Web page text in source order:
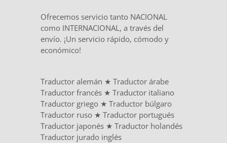
Ofrecemos servicio tanto NACIONAL
como INTERNACIONAL, a través del
envío. ¡Un servicio rápido, cómodo y
económico!
Traductor alemán ★ Traductor árabe
Traductor francés ★ Traductor italiano
Traductor griego ★ Traductor búlgaro
Traductor ruso ★ Traductor portugués
Traductor japonés ★ Traductor holandés
Traductor jurado inglés